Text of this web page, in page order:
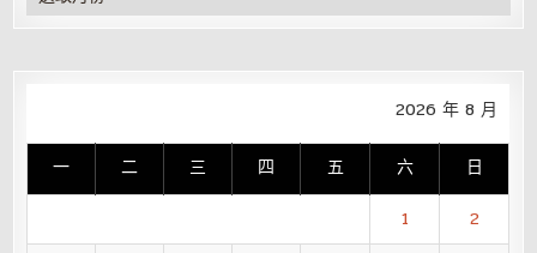
整
2026 年 8 月
一 二 三 四 五 六 日
1
2